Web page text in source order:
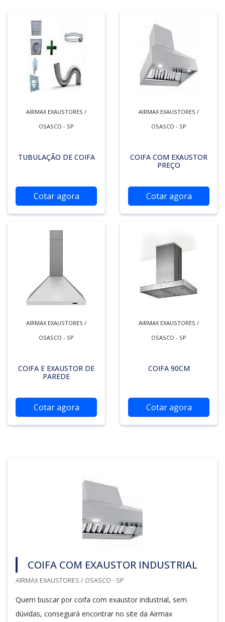
AIRMAX EXAUSTORES /
OSASCO - SP
TUBULAÇÃO DE COIFA
Cotar agora
AIRMAX EXAUSTORES /
OSASCO - SP
COIFA COM EXAUSTOR
PREÇO
Cotar agora
AIRMAX EXAUSTORES /
OSASCO - SP
COIFA E EXAUSTOR DE
PAREDE
Cotar agora
AIRMAX EXAUSTORES /
OSASCO - SP
COIFA 90CM
Cotar agora
COIFA COM EXAUSTOR INDUSTRIAL
AIRMAX EXAUSTORES / OSASCO - SP
Quem buscar por coifa com exaustor industrial, sem
dúvidas, conseguirá encontrar no site da Airmax